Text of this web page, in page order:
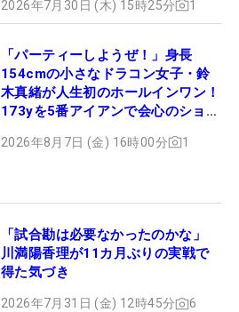
2026年7月30日 (木) 15時25分 1
「パーティーしようぜ！」身長
154cmの小さなドラコン女子・鈴
木真緒が人生初のホールインワン！
173yを5番アイアンで会心のショッ
2026年8月7日 (金) 16時00分 1
「試合勘は必要なかったのかな」
川満陽香理が11カ月ぶりの実戦で
得た気づき
2026年7月31日 (金) 12時45分 6